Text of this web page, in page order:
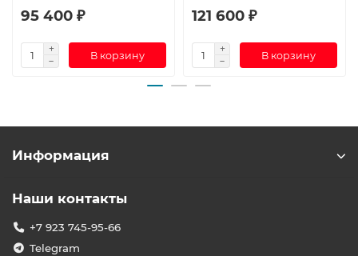
95 400 ₽
В корзину
121 600 ₽
В корзину
Информация
Наши контакты
+7 923 745-95-66
Telegram